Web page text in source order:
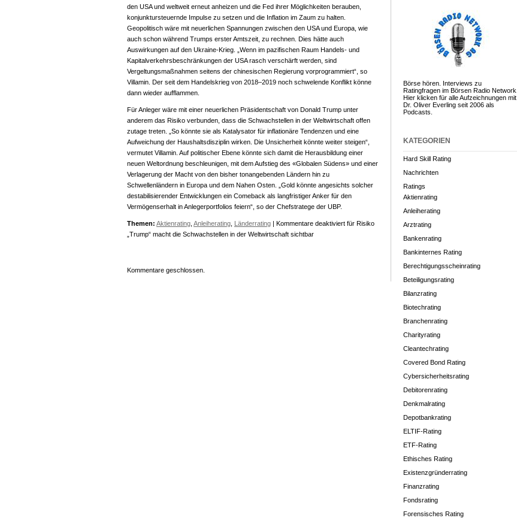
den USA und weltweit erneut anheizen und die Fed ihrer Möglichkeiten berauben,
konjunktursteuernde Impulse zu setzen und die Inflation im Zaum zu halten.
Geopolitisch wäre mit neuerlichen Spannungen zwischen den USA und Europa, wie
auch schon während Trumps erster Amtszeit, zu rechnen. Dies hätte auch
Auswirkungen auf den Ukraine-Krieg. „Wenn im pazifischen Raum Handels- und
Kapitalverkehrsbeschränkungen der USA rasch verschärft werden, sind
Vergeltungsmaßnahmen seitens der chinesischen Regierung vorprogrammiert“, so
Villamin. Der seit dem Handelskrieg von 2018–2019 noch schwelende Konflikt könne
dann wieder aufflammen.
Für Anleger wäre mit einer neuerlichen Präsidentschaft von Donald Trump unter
anderem das Risiko verbunden, dass die Schwachstellen in der Weltwirtschaft offen
zutage treten. „So könnte sie als Katalysator für inflationäre Tendenzen und eine
Aufweichung der Haushaltsdisziplin wirken. Die Unsicherheit könnte weiter steigen“,
vermutet Villamin. Auf politischer Ebene könnte sich damit die Herausbildung einer
neuen Weltordnung beschleunigen, mit dem Aufstieg des «Globalen Südens» und einer
Verlagerung der Macht von den bisher tonangebenden Ländern hin zu
Schwellenländern in Europa und dem Nahen Osten. „Gold könnte angesichts solcher
destabilisierender Entwicklungen ein Comeback als langfristiger Anker für den
Vermögenserhalt in Anlegerportfolios feiern“, so der Chefstratege der UBP.
Themen: Aktienrating Anleiherating Länderrating | Kommentare deaktiviert für Risiko
„Trump“ macht die Schwachstellen in der Weltwirtschaft sichtbar
Kommentare geschlossen.
Börse hören. Interviews zu
Ratingfragen im Börsen Radio Network.
Hier klicken für alle Aufzeichnungen mit
Dr. Oliver Everling seit 2006 als
Podcasts.
KATEGORIEN
Hard Skill Rating
Nachrichten
Ratings
Aktienrating
Anleiherating
Arztrating
Bankenrating
Bankinternes Rating
Berechtigungsscheinrating
Beteiligungsrating
Bilanzrating
Biotechrating
Branchenrating
Charityrating
Cleantechrating
Covered Bond Rating
Cybersicherheitsrating
Debitorenrating
Denkmalrating
Depotbankrating
ELTIF-Rating
ETF-Rating
Ethisches Rating
Existenzgründerrating
Finanzrating
Fondsrating
Forensisches Rating